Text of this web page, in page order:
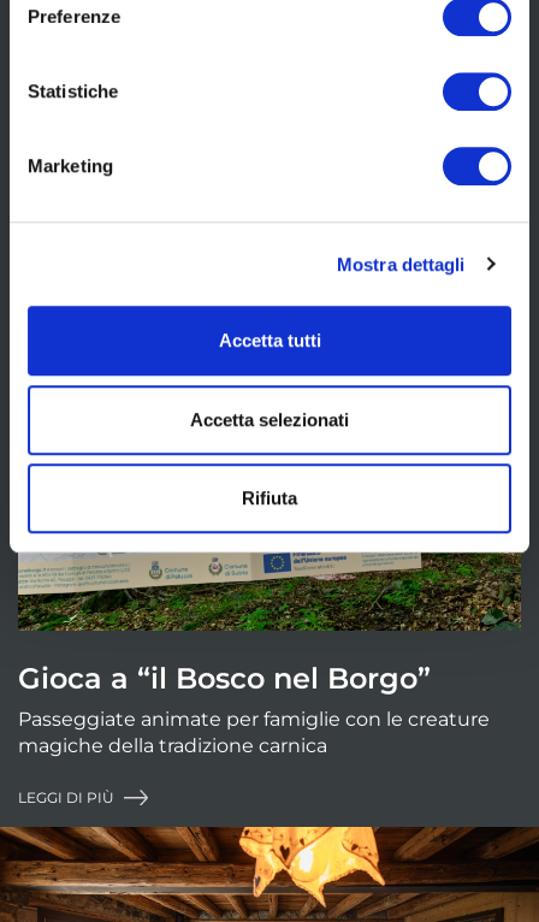
Preferenze
Statistiche
Marketing
Mostra dettagli
Accetta tutti
Accetta selezionati
Rifiuta
Gioca a “il Bosco nel Borgo”
Passeggiate animate per famiglie con le creature
magiche della tradizione carnica
LEGGI DI PIÙ